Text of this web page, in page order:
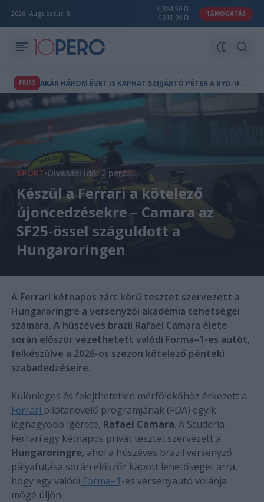
2026. Augusztus 8.
364.50 Ft
315.99 Ft
TÁMOGATÁS
FRISS A
KÁR HÁROM ÉVET IS KAPHAT SZIJJÁRTÓ PÉTER A BYD-ÜGY MIATT
SPORT Olvasási idő: 2 perc
Készül a Ferrari a kötelező
újoncedzésekre – Camara az
SF25-össel száguldott a
Hungaroringen
A Ferrari kétnapos zárt körű tesztet szervezett a
Hungaroringre a versenyzői akadémia tehetségei
számára. A húszéves brazil Rafael Camara élete
során először vezethetett valódi Forma–1-es autót,
felkészülve a 2026-os szezon kötelező pénteki
szabadedzéseire.
Különleges és felejthetetlen mérföldkőhöz érkezett a
Ferrari pilótanevelő programjának (FDA) egyik
legnagyobb ígérete, Rafael Camara. A Scuderia
Ferrari egy kétnapos privát tesztet szervezett a
Hungaroringre, ahol a húszéves brazil versenyző
pályafutása során először kapott lehetőséget arra,
hogy egy valódi Forma–1-es versenyautó volánja
mögé üljön.